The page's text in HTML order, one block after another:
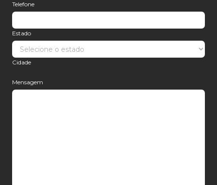
Telefone
Estado
Cidade
Mensagem